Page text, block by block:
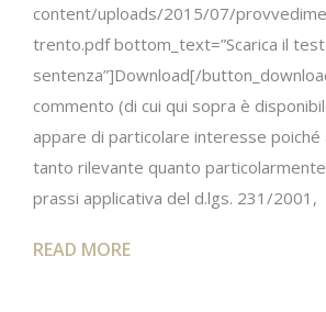
content/uploads/2015/07/
trento.pdf bottom_text=”Scarica il
sentenza”]Download[/
commento (di cui qui sopra è
appare di particolare interesse
tanto rilevante quanto
prassi applicativa del d.lgs. 231/2001,
READ MORE